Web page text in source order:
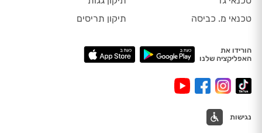
טכנאי מ. כביסה
תיקון תריסים
הורידו את
האפליקציה שלנו
נגישות